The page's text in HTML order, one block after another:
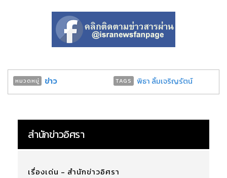
หมวดหมู่ ข่าว TAGS พิธา ลิ้มเจริญรัตน์
สำนักข่าวอิศรา
เรื่องเด่น - สำนักข่าวอิศรา